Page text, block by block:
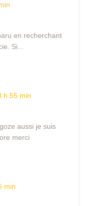
en recherchant
Si...
h 55 min
aussi je suis
merci
min